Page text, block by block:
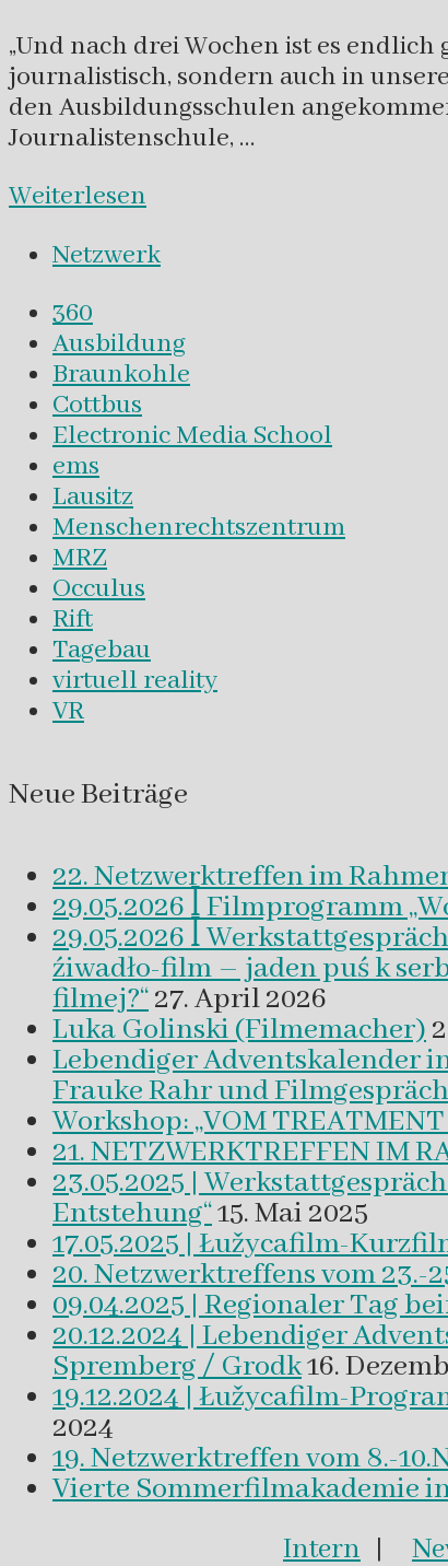
„Und nach drei Wochen ist es
journalistisch, sondern auch in
den Ausbildungsschulen
Journalistenschule, …
Weiterlesen
Netzwerk
360
Ausbildung
Braunkohle
Cottbus
Electronic Media School
ems
Lausitz
Menschenrechtszentrum
MRZ
Occulus
Rift
Tagebau
virtuell reality
VR
Neue Beiträge
22. Netzwerktreffen im
29.05.2026 ꟾ Filmprogramm
29.05.2026 ꟾ
źiwadło-film – jaden puś k
filmej?“27. April 2026
Luka Golinski (Filmemacher)
Lebendiger Adventskalender
Frauke Rahr und Filmgespräch
Workshop: „VOM
21. NETZWERKTREFFEN IM
23.05.2025 |
Entstehung“15. Mai 2025
17.05.2025 | Łužycafilm-
20. Netzwerktreffens vom 23.-
09.04.2025 | Regionaler Tag
20.12.2024 | Lebendiger
Spremberg / Grodk16.
19.12.2024 | Łužycafilm-
2024
19. Netzwerktreffen vom 8.-
Vierte Sommerfilmakademie
Intern |